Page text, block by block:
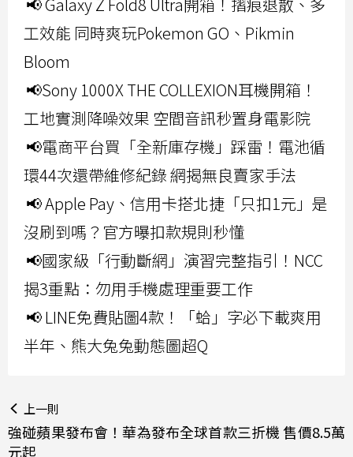
工效能 同時爽玩Pokemon GO、Pikmin
Bloom
📢Sony 1000X THE COLLEXION耳機開箱！
工地實測降噪效果 空間音訊秒置身電影院
📢電商平台買「全新庫存機」踩雷！電池循
環44次還帶維修紀錄 網揭無良賣家手法
📢 Apple Pay、信用卡搭北捷「只扣1元」是
沒刷到嗎？官方曝扣款規則秒懂
📢國家級「行動斷網」演習完整指引！NCC
揭3重點：勿用手機處理重要工作
📢 LINE免費貼圖4款！「蛤」字必下載爽用
半年、熊大兔兔動態圖超Q
上一則
強碰蘋果發布會！華為發布全球首款三折機 售價8.5萬
元起